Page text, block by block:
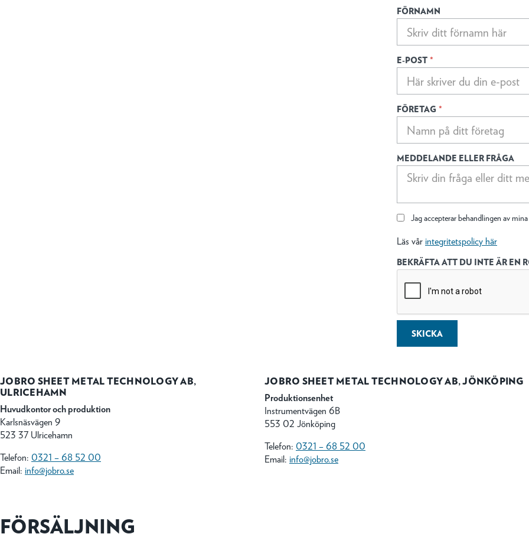
FÖRNAMN
E-POST*
FÖRETAG *
MEDDELANDE ELLER FRÅGA
Jag accepterar behandlingen av
Läs vår integritetspolicy här
BEKRÄFTA ATT DU INTE ÄR EN
SKICKA
JOBRO SHEET METAL TECHNOLOGY AB,
ULRICEHAMN
Huvudkontor och produktion
Karlsnäsvägen 9
523 37 Ulricehamn
Telefon: 0321 – 68 52 00
Email: info@jobro.se
JOBRO SHEET METAL TECHNOLOGY AB, JÖNKÖPING
Produktionsenhet
Instrumentvägen 6B
553 02 Jönköping
Telefon: 0321 – 68 52 00
Email: info@jobro.se
FÖRSÄLJNING